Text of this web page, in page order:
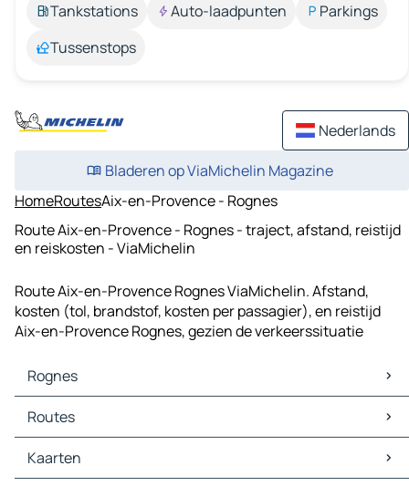
Tankstations
Auto-laadpunten
Parkings
Tussenstops
Nederlands
Bladeren op ViaMichelin Magazine
HomeRoutesAix-en-Provence - Rognes
Route Aix-en-Provence - Rognes - traject, afstand, reistijd
en reiskosten - ViaMichelin
Route Aix-en-Provence Rognes ViaMichelin. Afstand,
kosten (tol, brandstof, kosten per passagier), en reistijd
Aix-en-Provence Rognes, gezien de verkeerssituatie
Rognes
Rognes Kaarten
Rognes Verkeer
Rognes Hotels
Rognes Restaurants
Routes
Routes Rognes - Aix-en-Provence
Routes Rognes - Pertuis
Kaarten